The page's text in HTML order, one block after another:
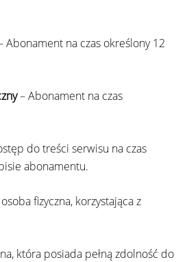
Abonament na czas określony 12
– Abonament na czas
do treści serwisu na czas
abonamentu.
fizyczna, korzystająca z
która posiada pełną zdolność do